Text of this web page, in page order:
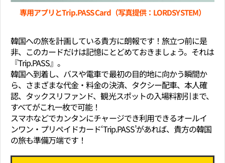
韓国への旅を計画している貴方に朗報です！旅立つ前に是
非、このカードだけは記憶にとどめておきましょう。それは
『Trip.PASS』。
韓国へ到着し、バスや電車で最初の目的地に向かう瞬間か
ら、さまざまな代金・料金の決済、タクシー配車、本人確
認、タックスリファンド、観光スポットの入場料割引まで、
すべてがこれ一枚で可能！
スマホなどでカンタンにチャージでき利用できるオールイ
ンワン・プリペイドカード‘Trip.PASS’があれば、貴方の韓国
の旅も準備万端です！